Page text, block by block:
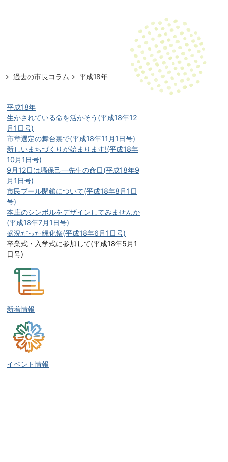
過去の市長コラム
平成18年
平成18年
生かされている命を活かそう(平成18年12
月1日号)
市章選定の舞台裏で(平成18年11月1日号)
新しいまちづくりが始まります!(平成18年
10月1日号)
9月12日は塙保己一先生の命日(平成18年9
月1日号)
市民プール閉鎖について(平成18年8月1日
号)
本庄のシンボルをデザインしてみませんか
(平成18年7月1日号)
盛況だった緑化祭(平成18年6月1日号)
卒業式・入学式に参加して(平成18年5月1
日号)
新着情報
イベント情報